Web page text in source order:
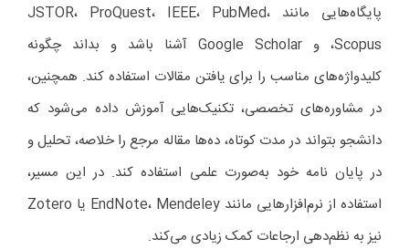
پایگاه‌هایی مانند JSTOR، ProQuest، IEEE، PubMed،
Scopus، و Google Scholar آشنا باشد و بداند چگونه
کلیدواژه‌های مناسب را برای یافتن مقالات استفاده کند. همچنین،
در مشاوره‌های تخصصی، تکنیک‌هایی آموزش داده می‌شود که
دانشجو بتواند در مدت کوتاه، ده‌ها مقاله مرجع را خلاصه، تحلیل و
در پایان نامه خود به‌صورت علمی استفاده کند. در این مسیر،
استفاده از نرم‌افزارهایی مانند EndNote، Mendeley یا Zotero
نیز به نظم‌دهی ارجاعات کمک زیادی می‌کند.